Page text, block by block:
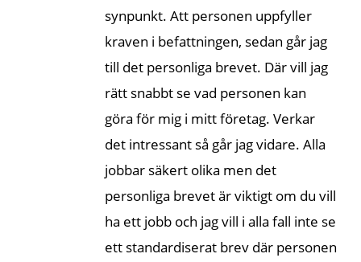
synpunkt. Att personen uppfyller
kraven i befattningen, sedan går jag
till det personliga brevet. Där vill jag
rätt snabbt se vad personen kan
göra för mig i mitt företag. Verkar
det intressant så går jag vidare. Alla
jobbar säkert olika men det
personliga brevet är viktigt om du vill
ha ett jobb och jag vill i alla fall inte se
ett standardiserat brev där personen